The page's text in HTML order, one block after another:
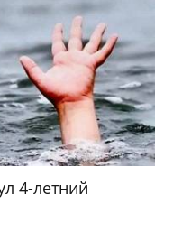
4-летний